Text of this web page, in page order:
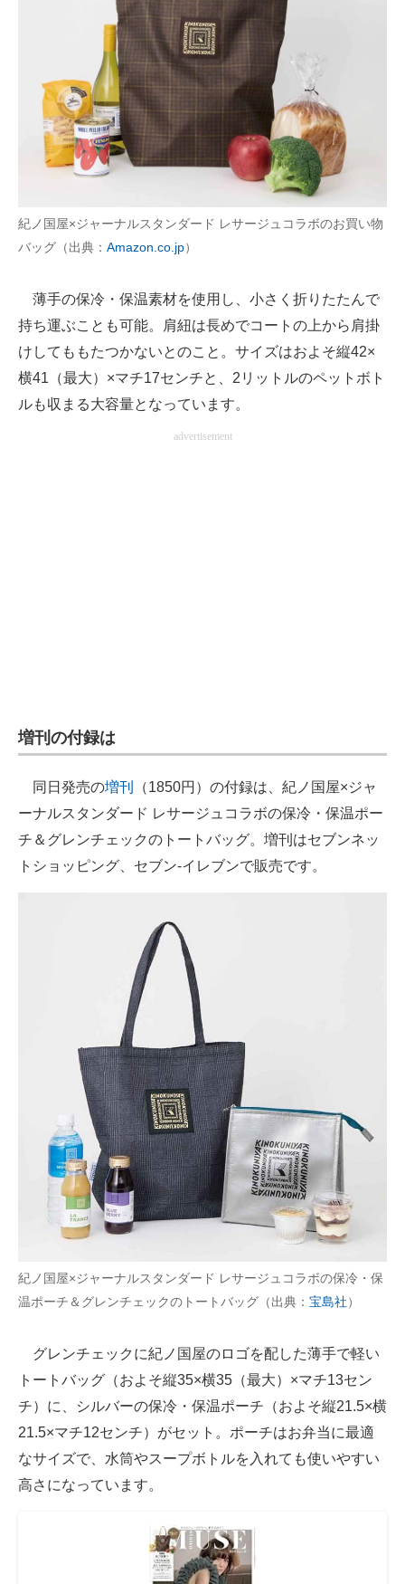
紀ノ国屋×ジャーナルスタンダード レサージュコラボのお買い物
バッグ（出典： Amazon.co.jp）
薄手の保冷・保温素材を使用し、小さく折りたたんで
持ち運ぶことも可能。肩紐は長めでコートの上から肩掛
けしてももたつかないとのこと。サイズはおよそ縦42×
横41（最大）×マチ17センチと、2リットルのペットボト
ルも収まる大容量となっています。
advertisement
増刊の付録は
同日発売の増刊
（1850円）の付録は、紀ノ国屋×ジャ
ーナルスタンダード レサージュコラボの保冷・保温ポー
チ＆グレンチェックのトートバッグ。増刊はセブンネッ
トショッピング、セブン‐イレブンで販売です。
紀ノ国屋×ジャーナルスタンダード レサージュコラボの保冷・保
温ポーチ＆グレンチェックのトートバッグ（出典： 宝島社）
グレンチェックに紀ノ国屋のロゴを配した薄手で軽い
トートバッグ（およそ縦35×横35（最大）×マチ13セン
チ）に、シルバーの保冷・保温ポーチ（およそ縦21.5×横
21.5×マチ12センチ）がセット。ポーチはお弁当に最適
なサイズで、水筒やスープボトルを入れても使いやすい
高さになっています。